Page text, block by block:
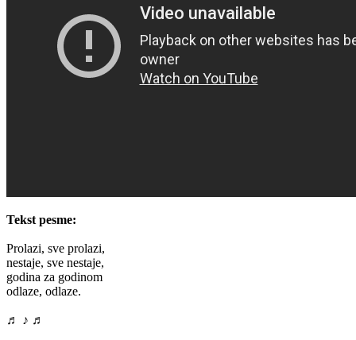
Tekst pesme:
Prolazi, sve prolazi,
nestaje, sve nestaje,
godina za godinom
odlaze, odlaze.
♬ ♪ ♬